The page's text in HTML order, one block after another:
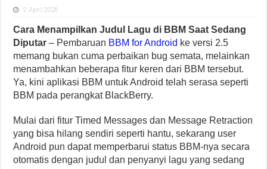
2 April 2026
Cara Menampilkan Judul Lagu di BBM Saat Sedang
Diputar – Pembaruan BBM for Android ke versi 2.5
memang bukan cuma perbaikan bug semata, melainkan
menambahkan beberapa fitur keren dari BBM tersebut.
Ya, kini aplikasi BBM untuk Android telah serasa seperti
BBM pada perangkat BlackBerry.
Mulai dari fitur Timed Messages dan Message Retraction
yang bisa hilang sendiri seperti hantu, sekarang user
Android pun dapat memperbarui status BBM-nya secara
otomatis dengan judul dan penyanyi lagu yang sedang